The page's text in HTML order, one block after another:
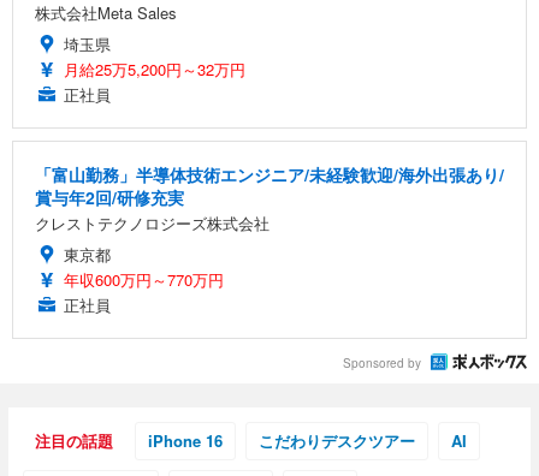
株式会社Meta Sales
埼玉県
月給25万5,200円～32万円
正社員
「富山勤務」半導体技術エンジニア/未経験歓迎/海外出張あり/
賞与年2回/研修充実
クレストテクノロジーズ株式会社
東京都
年収600万円～770万円
正社員
Sponsored by
注目の話題 iPhone 16 こだわりデスクツアー AI